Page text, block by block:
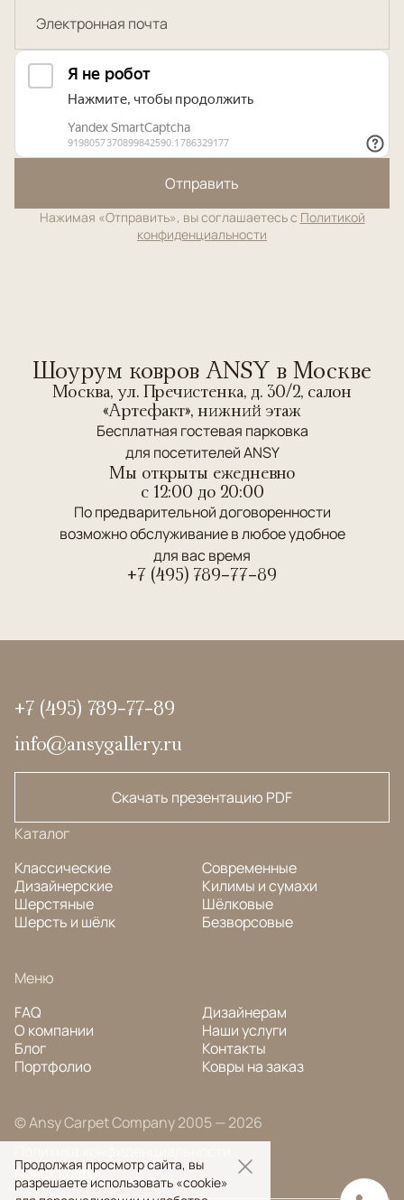
Отправить
Нажимая «Отправить», вы соглашаетесь с Политикой
конфиденциальности
Шоурум ковров ANSY в Москве
Москва, ул. Пречистенка, д. 30/2, салон
«Артефакт», нижний этаж
Бесплатная гостевая парковка
для посетителей ANSY
Мы открыты ежедневно
c 12:00 до 20:00
По предварительной договоренности
возможно обслуживание в любое удобное
для вас время
+7 (495) 789-77-89
+7 (495) 789-77-89
info@ansygallery.ru
Скачать презентацию PDF
Каталог
Классические
Дизайнерские
Шерстяные
Шерсть и шёлк
Современные
Килимы и сумахи
Шёлковые
Безворсовые
Меню
FAQ
О компании
Блог
Портфолио
Дизайнерам
Наши услуги
Контакты
Ковры на заказ
© Ansy Carpet Company 2005 — 2026
Поиск ковра
Продолжая просмотр сайта, вы
разрешаете использовать «cookie»